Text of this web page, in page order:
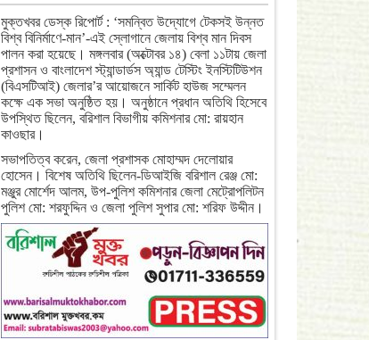
মুক্তখবর ডেস্ক রিপোর্ট : ‘সমন্বিত উদ্যোগে টেকসই উন্নত
বিশ্ব বিনির্মাণে-মান’-এই স্লোগানে জেলায় বিশ্ব মান দিবস
পালন করা হয়েছে। মঙ্গলবার (অক্টোবর ১৪) বেলা ১১টায় জেলা
প্রশাসন ও বাংলাদেশ স্ট্যান্ডার্ডস অ্যান্ড টেস্টিং ইনস্টিটিউশন
(বিএসটিআই) জেলার’র আয়োজনে সার্কিট হাউজ সম্মেলন
কক্ষে এক সভা অনুষ্ঠিত হয়। অনুষ্ঠানে প্রধান অতিথি হিসেবে
উপস্থিত ছিলেন, বরিশাল বিভাগীয় কমিশনার মো: রায়হান
কাওছার।
সভাপতিত্ব করেন, জেলা প্রশাসক মোহাম্মদ দেলোয়ার
হোসেন। বিশেষ অতিথি ছিলেন-ডিআইজি বরিশাল রেঞ্জ মো:
মঞ্জুর মোর্শেদ আলম, উপ-পুলিশ কমিশনার জেলা মেট্রোপলিটন
পুলিশ মো: শরফুদ্দিন ও জেলা পুলিশ সুপার মো: শরিফ উদ্দীন।